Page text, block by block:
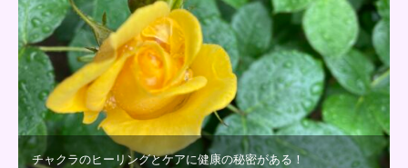
チャクラのヒーリングとケアに健康の秘密がある！